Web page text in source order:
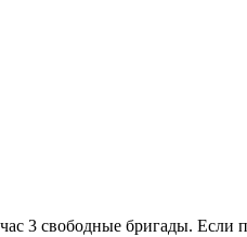
3 свободные бригады. Если